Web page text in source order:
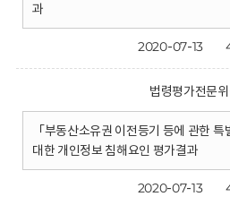
과
2020-07-13
법령평가전문
「부동산소유권 이전등기 등에 관한
대한 개인정보 침해요인 평가결과
2020-07-13